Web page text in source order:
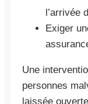
l’arrivée
Exiger
Une
personnes
laissée